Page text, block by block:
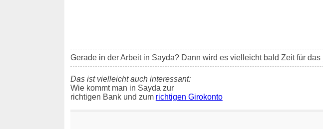
Gerade in der Arbeit in Sayda? Dann wird es vielleicht bald Zeit für das
Das ist vielleicht auch interessant:
Wie kommt man in Sayda zur
richtigen Bank und zum richtigen Girokonto